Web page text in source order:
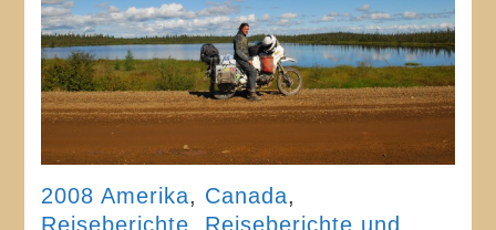
2008 Amerika, Canada,
Reiseberichte, Reiseberichte und